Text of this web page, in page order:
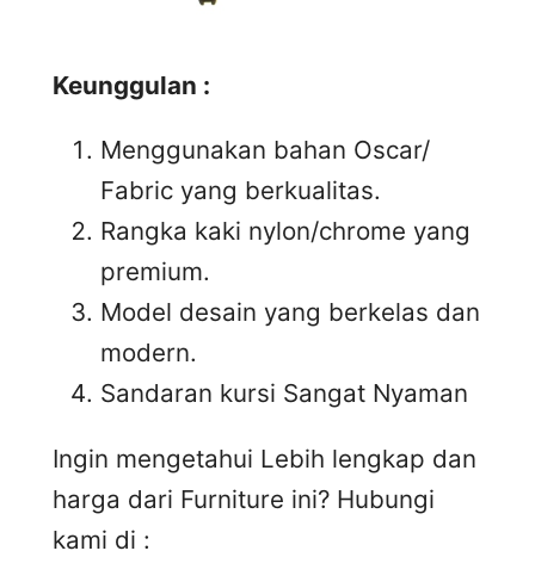
Keunggulan :
Menggunakan bahan Oscar/
Fabric yang berkualitas.
Rangka kaki nylon/chrome yang
premium.
Model desain yang berkelas dan
modern.
Sandaran kursi Sangat Nyaman
Ingin mengetahui Lebih lengkap dan
harga dari Furniture ini? Hubungi
kami di :